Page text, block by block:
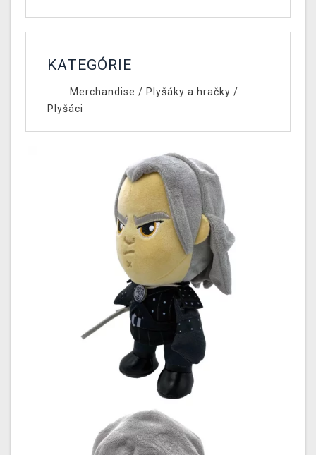
KATEGÓRIE
Merchandise / Plyšáky a hračky /
Plyšáci